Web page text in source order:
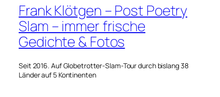
Frank Klötgen – Post Poetry
Slam – immer frische
Gedichte & Fotos
Seit 2016. Auf Globetrotter-Slam-Tour durch bislang 38
Länder auf 5 Kontinenten